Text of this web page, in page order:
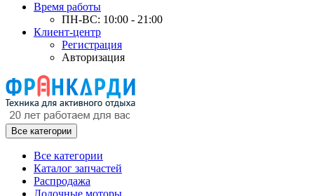
Время работы
ПН-ВС: 10:00 - 21:00
Клиент-центр
Регистрация
Авторизация
Все категории
Все категории
Каталог запчастей
Распродажа
Лодочные моторы